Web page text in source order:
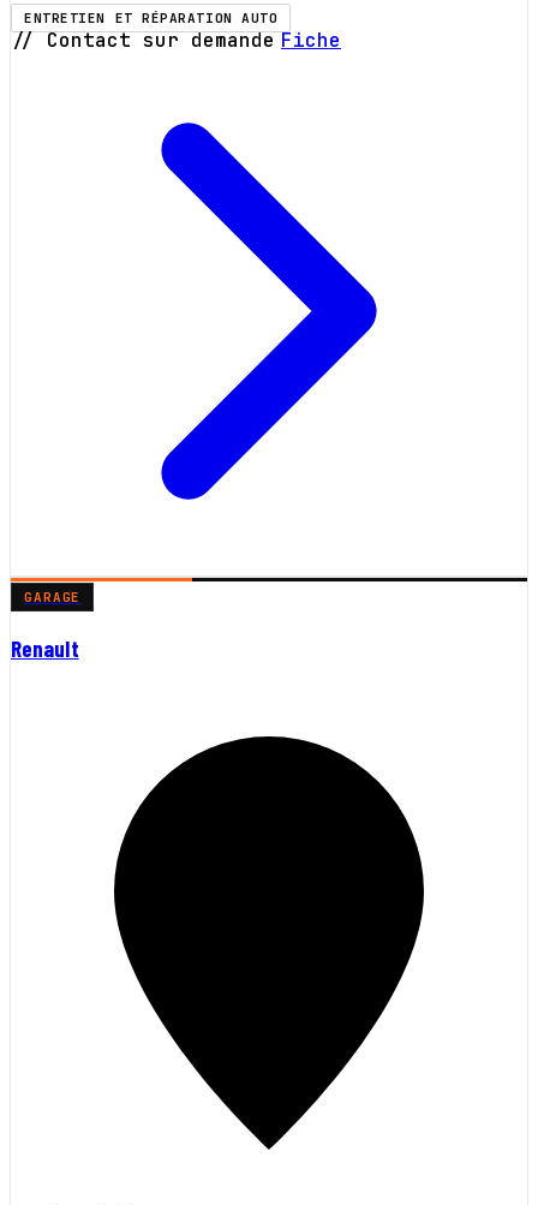
ENTRETIEN ET RÉPARATION AUTO
// Contact sur demande Fiche
GARAGE
Renault